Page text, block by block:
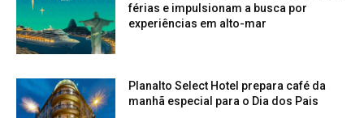
férias e impulsionam a busca por
experiências em alto-mar
Planalto Select Hotel prepara café da
manhã especial para o Dia dos Pais